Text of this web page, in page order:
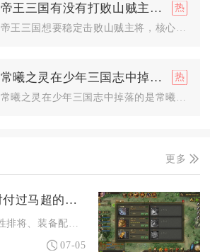
帝王三国有没有打败山贼主将的技巧
帝王三国想要稳定击败山贼主将，核心打法是战前侦查摸清兵种配置...
常曦之灵在少年三国志中掉下来的是什么
常曦之灵在少年三国志中掉落的是常曦暗金五选一碎片箱、暗金宠碎...
更多
攻城掠地是否是对付过马超的最佳策略
07-05